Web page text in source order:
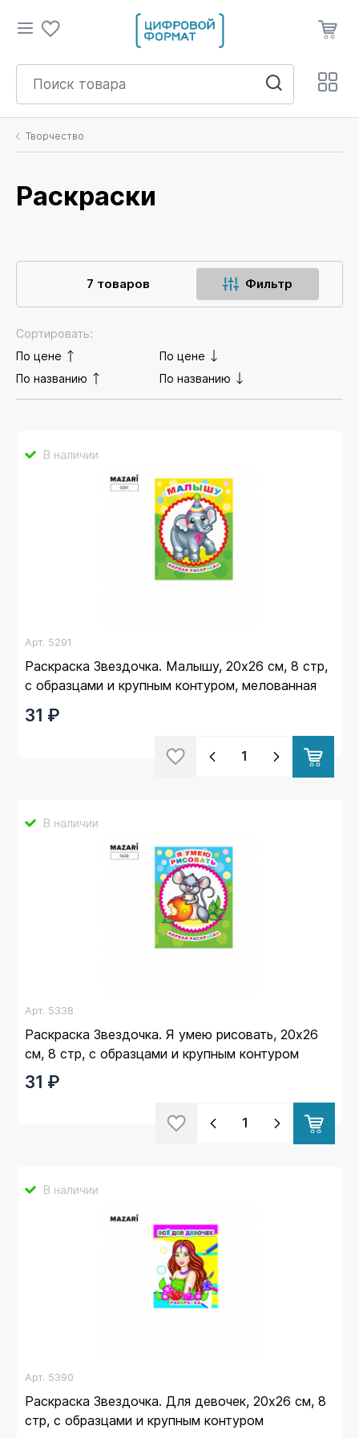
Творчество
Раскраски
7 товаров Фильтр
Сортировать:
По цене
По цене
По названию
По названию
В наличии
Арт. 5291
Раскраска Звездочка. Малышу, 20х26 см, 8 стр,
с образцами и крупным контуром, мелованная
31 ₽
В наличии
Арт. 5338
Раскраска Звездочка. Я умею рисовать, 20х26
см, 8 стр, с образцами и крупным контуром
31 ₽
В наличии
Арт. 5390
Раскраска Звездочка. Для девочек, 20х26 см, 8
стр, с образцами и крупным контуром